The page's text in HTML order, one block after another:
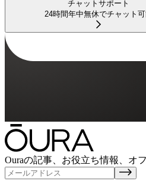
チャットサポート
24時間年中無休でチャット
Ouraの記事、お役立ち情報、オ